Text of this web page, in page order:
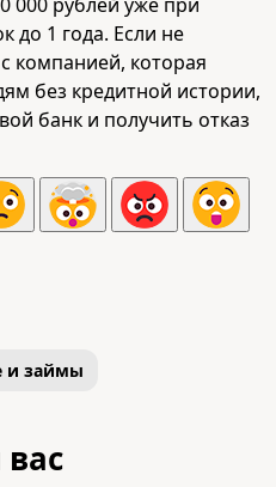
до 1 года. Если не
компанией, которая
без кредитной истории,
банк и получить отказ
и займы